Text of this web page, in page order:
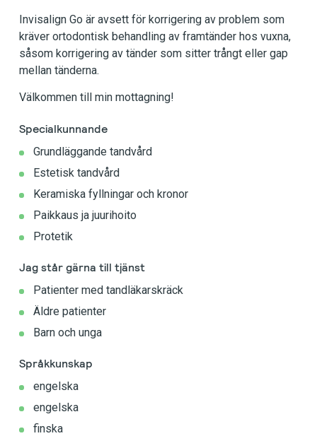
Invisalign Go är avsett för korrigering av problem som
kräver ortodontisk behandling av framtänder hos vuxna,
såsom korrigering av tänder som sitter trångt eller gap
mellan tänderna.
Välkommen till min mottagning!
Specialkunnande
Grundläggande tandvård
Estetisk tandvård
Keramiska fyllningar och kronor
Paikkaus ja juurihoito
Protetik
Jag står gärna till tjänst
Patienter med tandläkarskräck
Äldre patienter
Barn och unga
Språkkunskap
engelska
engelska
finska